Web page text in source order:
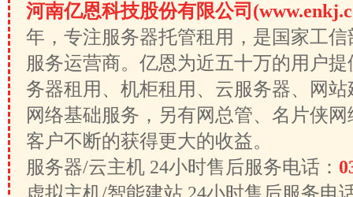
河南亿恩科技股份有限公司
年，专注服务器托管租用，是国家工
服务运营商。亿恩为近五十万的用户
务器租用、机柜租用、云服务器、网
网络基础服务，另有网总管、名片侠
客户不断的获得更大的收益。
服务器/云主机 24小时售后服务电话：